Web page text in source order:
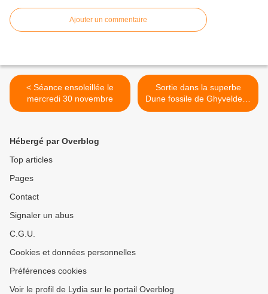
Ajouter un commentaire
< Séance ensoleillée le
mercredi 30 novembre
Sortie dans la superbe
Dune fossile de Ghyvelde le
dimanche 4 décembre >
Hébergé par Overblog
Top articles
Pages
Contact
Signaler un abus
C.G.U.
Cookies et données personnelles
Préférences cookies
Voir le profil de Lydia sur le portail Overblog